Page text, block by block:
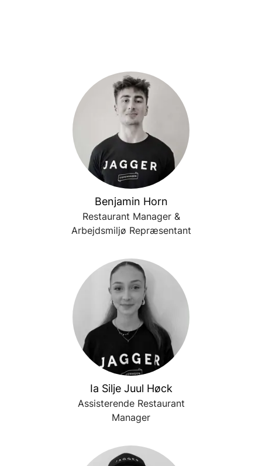
Benjamin Horn
Restaurant Manager &
Arbejdsmiljø Repræsentant
Ia Silje Juul Høck
Assisterende Restaurant
Manager